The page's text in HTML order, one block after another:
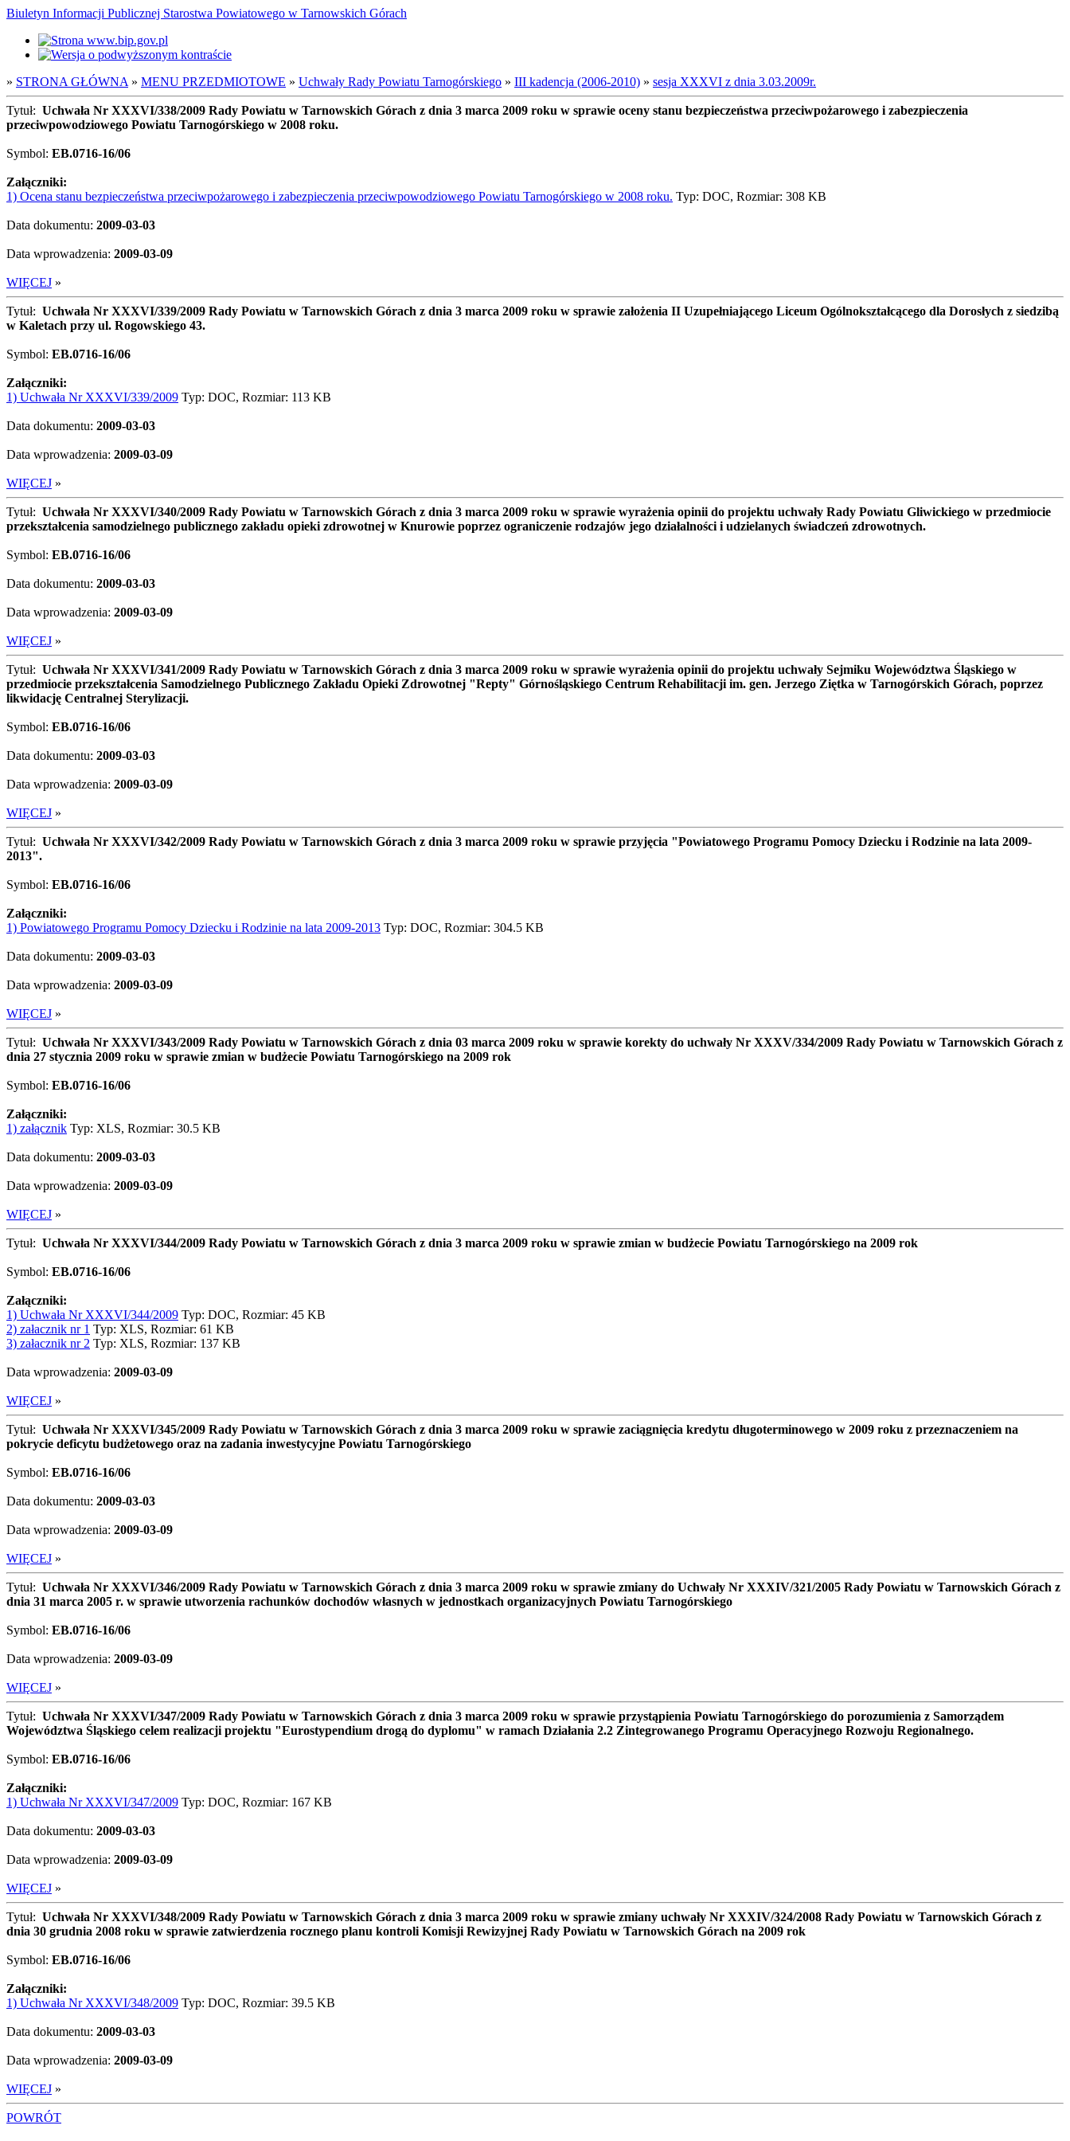
Biuletyn Informacji Publicznej Starostwa Powiatowego w Tarnowskich Górach
» STRONA GŁÓWNA » MENU PRZEDMIOTOWE » Uchwały Rady Powiatu Tarnogórskiego » III kadencja (2006-2010) » sesja XXXVI z dnia 3.03.2009r.
Tytuł: Uchwała Nr XXXVI/338/2009 Rady Powiatu w Tarnowskich Górach z dnia 3 marca 2009 roku w sprawie oceny stanu bezpieczeństwa przeciwpożarowego i zabezpieczenia
przeciwpowodziowego Powiatu Tarnogórskiego w 2008 roku.
Symbol: EB.0716-16/06
Załączniki:
1) Ocena stanu bezpieczeństwa przeciwpożarowego i zabezpieczenia przeciwpowodziowego Powiatu Tarnogórskiego w 2008 roku. Typ: DOC, Rozmiar: 308 KB
Data dokumentu: 2009-03-03
Data wprowadzenia: 2009-03-09
WIĘCEJ »
Tytuł: Uchwała Nr XXXVI/339/2009 Rady Powiatu w Tarnowskich Górach z dnia 3 marca 2009 roku w sprawie założenia II Uzupełniającego Liceum Ogólnokształcącego dla Dorosłych z siedzibą
w Kaletach przy ul. Rogowskiego 43.
Symbol: EB.0716-16/06
Załączniki:
1) Uchwała Nr XXXVI/339/2009 Typ: DOC, Rozmiar: 113 KB
Data dokumentu: 2009-03-03
Data wprowadzenia: 2009-03-09
WIĘCEJ »
Tytuł: Uchwała Nr XXXVI/340/2009 Rady Powiatu w Tarnowskich Górach z dnia 3 marca 2009 roku w sprawie wyrażenia opinii do projektu uchwały Rady Powiatu Gliwickiego w przedmiocie
przekształcenia samodzielnego publicznego zakładu opieki zdrowotnej w Knurowie poprzez ograniczenie rodzajów jego działalności i udzielanych świadczeń zdrowotnych.
Symbol: EB.0716-16/06
Data dokumentu: 2009-03-03
Data wprowadzenia: 2009-03-09
WIĘCEJ »
Tytuł: Uchwała Nr XXXVI/341/2009 Rady Powiatu w Tarnowskich Górach z dnia 3 marca 2009 roku w sprawie wyrażenia opinii do projektu uchwały Sejmiku Województwa Śląskiego w
przedmiocie przekształcenia Samodzielnego Publicznego Zakładu Opieki Zdrowotnej "Repty" Górnośląskiego Centrum Rehabilitacji im. gen. Jerzego Ziętka w Tarnogórskich Górach, poprzez
likwidację Centralnej Sterylizacji.
Symbol: EB.0716-16/06
Data dokumentu: 2009-03-03
Data wprowadzenia: 2009-03-09
WIĘCEJ »
Tytuł: Uchwała Nr XXXVI/342/2009 Rady Powiatu w Tarnowskich Górach z dnia 3 marca 2009 roku w sprawie przyjęcia "Powiatowego Programu Pomocy Dziecku i Rodzinie na lata 2009-
2013".
Symbol: EB.0716-16/06
Załączniki:
1) Powiatowego Programu Pomocy Dziecku i Rodzinie na lata 2009-2013 Typ: DOC, Rozmiar: 304.5 KB
Data dokumentu: 2009-03-03
Data wprowadzenia: 2009-03-09
WIĘCEJ »
Tytuł: Uchwała Nr XXXVI/343/2009 Rady Powiatu w Tarnowskich Górach z dnia 03 marca 2009 roku w sprawie korekty do uchwały Nr XXXV/334/2009 Rady Powiatu w Tarnowskich Górach z
dnia 27 stycznia 2009 roku w sprawie zmian w budżecie Powiatu Tarnogórskiego na 2009 rok
Symbol: EB.0716-16/06
Załączniki:
1) załącznik Typ: XLS, Rozmiar: 30.5 KB
Data dokumentu: 2009-03-03
Data wprowadzenia: 2009-03-09
WIĘCEJ »
Tytuł: Uchwała Nr XXXVI/344/2009 Rady Powiatu w Tarnowskich Górach z dnia 3 marca 2009 roku w sprawie zmian w budżecie Powiatu Tarnogórskiego na 2009 rok
Symbol: EB.0716-16/06
Załączniki:
1) Uchwała Nr XXXVI/344/2009 Typ: DOC, Rozmiar: 45 KB
2) załacznik nr 1 Typ: XLS, Rozmiar: 61 KB
3) załacznik nr 2 Typ: XLS, Rozmiar: 137 KB
Data wprowadzenia: 2009-03-09
WIĘCEJ »
Tytuł: Uchwała Nr XXXVI/345/2009 Rady Powiatu w Tarnowskich Górach z dnia 3 marca 2009 roku w sprawie zaciągnięcia kredytu długoterminowego w 2009 roku z przeznaczeniem na
pokrycie deficytu budżetowego oraz na zadania inwestycyjne Powiatu Tarnogórskiego
Symbol: EB.0716-16/06
Data dokumentu: 2009-03-03
Data wprowadzenia: 2009-03-09
WIĘCEJ »
Tytuł: Uchwała Nr XXXVI/346/2009 Rady Powiatu w Tarnowskich Górach z dnia 3 marca 2009 roku w sprawie zmiany do Uchwały Nr XXXIV/321/2005 Rady Powiatu w Tarnowskich Górach z
dnia 31 marca 2005 r. w sprawie utworzenia rachunków dochodów własnych w jednostkach organizacyjnych Powiatu Tarnogórskiego
Symbol: EB.0716-16/06
Data wprowadzenia: 2009-03-09
WIĘCEJ »
Tytuł: Uchwała Nr XXXVI/347/2009 Rady Powiatu w Tarnowskich Górach z dnia 3 marca 2009 roku w sprawie przystąpienia Powiatu Tarnogórskiego do porozumienia z Samorządem
Województwa Śląskiego celem realizacji projektu "Eurostypendium drogą do dyplomu" w ramach Działania 2.2 Zintegrowanego Programu Operacyjnego Rozwoju Regionalnego.
Symbol: EB.0716-16/06
Załączniki:
1) Uchwała Nr XXXVI/347/2009 Typ: DOC, Rozmiar: 167 KB
Data dokumentu: 2009-03-03
Data wprowadzenia: 2009-03-09
WIĘCEJ »
Tytuł: Uchwała Nr XXXVI/348/2009 Rady Powiatu w Tarnowskich Górach z dnia 3 marca 2009 roku w sprawie zmiany uchwały Nr XXXIV/324/2008 Rady Powiatu w Tarnowskich Górach z
dnia 30 grudnia 2008 roku w sprawie zatwierdzenia rocznego planu kontroli Komisji Rewizyjnej Rady Powiatu w Tarnowskich Górach na 2009 rok
Symbol: EB.0716-16/06
Załączniki:
1) Uchwała Nr XXXVI/348/2009 Typ: DOC, Rozmiar: 39.5 KB
Data dokumentu: 2009-03-03
Data wprowadzenia: 2009-03-09
WIĘCEJ »
POWRÓT